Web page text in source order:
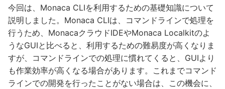
今回は、Monaca CLIを利用するための基礎知識について
説明しました。Monaca CLIは、コマンドラインで処理を
行うため、MonacaクラウドIDEやMonaca Localkitのよ
うなGUIと比べると、利用するための難易度が高くなりま
すが、コマンドラインでの処理に慣れてくると、GUIより
も作業効率が高くなる場合があります。これまでコマンド
ラインでの開発を行ったことがない場合は、この機会に、